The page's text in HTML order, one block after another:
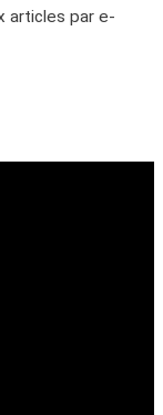
articles par e-